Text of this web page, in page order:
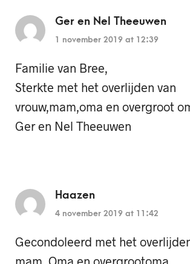
Ger en Nel Theeuwen
1 november 2019 at 12:39
Familie van Bree,
Sterkte met het overlijden van
vrouw,mam,oma en overgroot
Ger en Nel Theeuwen
Haazen
4 november 2019 at 11:42
Gecondoleerd met het